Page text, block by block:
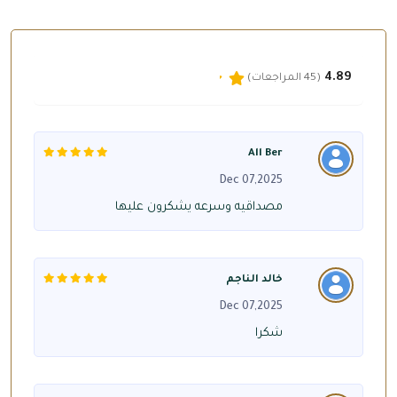
4.89 (45 المراجعات)
All Ber
Dec 07,2025
مصداقيه وسرعه يشكرون عليها
خالد الناجم
Dec 07,2025
شكرا